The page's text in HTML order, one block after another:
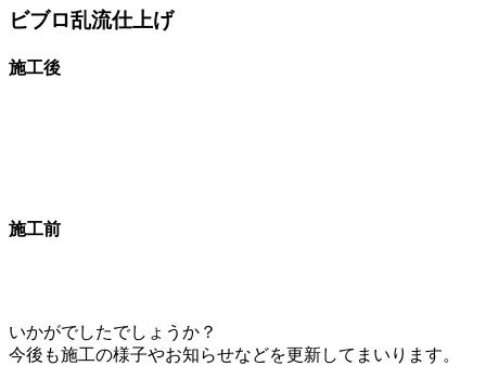
ビブロ乱流仕上げ
施工後
施工前
いかがでしたでしょうか？
今後も施工の様子やお知らせなどを更新してまいります。